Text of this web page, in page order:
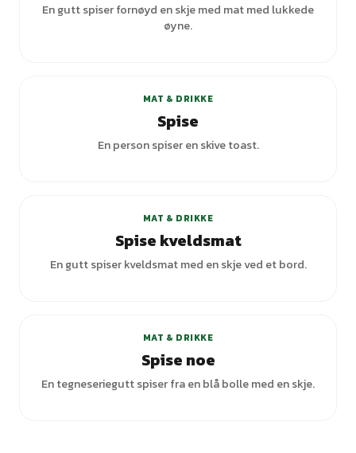
En gutt spiser fornøyd en skje med mat med lukkede
øyne.
MAT & DRIKKE
Spise
En person spiser en skive toast.
MAT & DRIKKE
Spise kveldsmat
En gutt spiser kveldsmat med en skje ved et bord.
MAT & DRIKKE
Spise noe
En tegneseriegutt spiser fra en blå bolle med en skje.